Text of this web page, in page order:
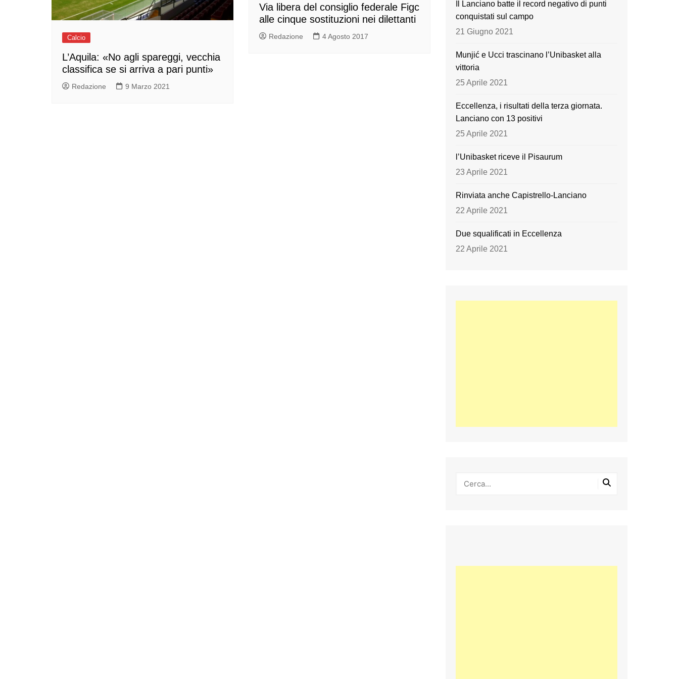
Calcio
L’Aquila: «No agli spareggi, vecchia
classifica se si arriva a pari punti»
Redazione 9 Marzo 2021
Via libera del consiglio federale Figc
alle cinque sostituzioni nei dilettanti
Redazione 4 Agosto 2017
o
k
e
Il Lanciano batte il record negativo di punti
conquistati sul campo
21 Giugno 2021
Munjić e Ucci trascinano l’Unibasket alla
vittoria
25 Aprile 2021
Eccellenza, i risultati della terza giornata.
Lanciano con 13 positivi
25 Aprile 2021
l’Unibasket riceve il Pisaurum
23 Aprile 2021
Rinviata anche Capistrello-Lanciano
22 Aprile 2021
Due squalificati in Eccellenza
22 Aprile 2021